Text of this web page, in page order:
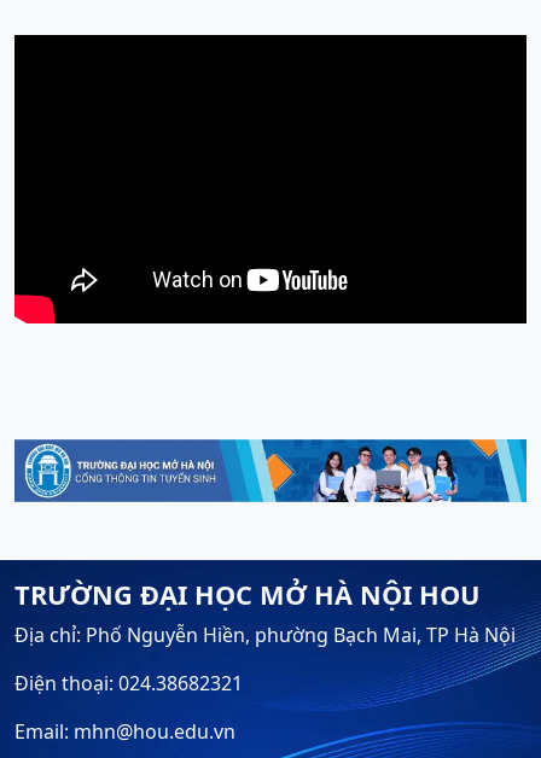
TRƯỜNG ĐẠI HỌC MỞ HÀ NỘI HOU
Địa chỉ: Phố Nguyễn Hiền, phường Bạch Mai, TP Hà Nội
Điện thoại: 024.38682321
Email: mhn@hou.edu.vn